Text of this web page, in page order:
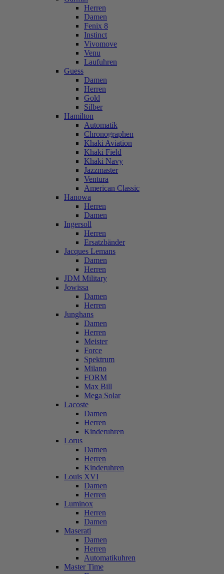
Herren
Damen
Fenix 8
Instinct
Vivomove
Venu
Laufuhren
Guess
Damen
Herren
Gold
Silber
Hamilton
Automatik
Chronographen
Khaki Aviation
Khaki Field
Khaki Navy
Jazzmaster
Ventura
American Classic
Hanowa
Herren
Damen
Ingersoll
Herren
Ersatzbänder
Jacques Lemans
Damen
Herren
JDM Military
Jowissa
Damen
Herren
Junghans
Damen
Herren
Meister
Force
Spektrum
Milano
FORM
Max Bill
Mega Solar
Lacoste
Damen
Herren
Kinderuhren
Lorus
Damen
Herren
Kinderuhren
Louis XVI
Damen
Herren
Luminox
Herren
Damen
Maserati
Damen
Herren
Automatikuhren
Master Time